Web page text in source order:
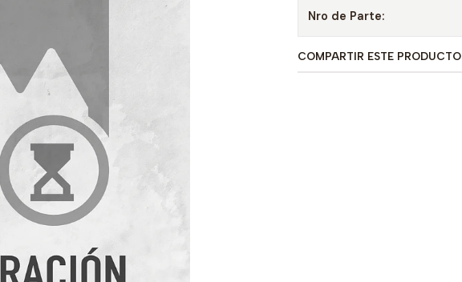
Nro de Parte:
COMPARTIR ESTE PRODUCTO